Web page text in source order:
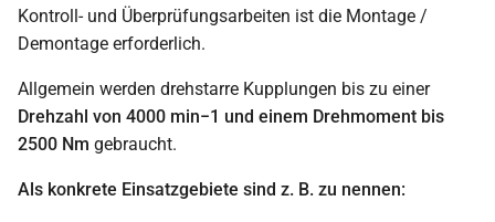
Kontroll- und Überprüfungsarbeiten ist die Montage /
Demontage erforderlich.
Allgemein werden drehstarre Kupplungen bis zu einer
Drehzahl von 4000 min−1 und einem Drehmoment bis
2500 Nm gebraucht.
Als konkrete Einsatzgebiete sind z. B. zu nennen: